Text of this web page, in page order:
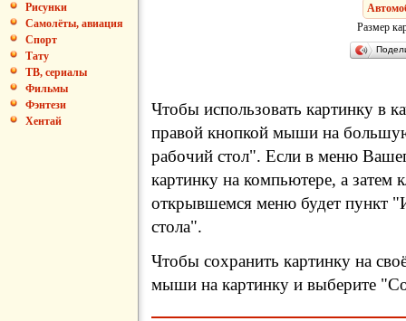
Рисунки
Самолёты, авиация
Спорт
Тату
ТВ, сериалы
Фильмы
Фэнтези
Хентай
Размер
Чтобы использовать картинку в
правой кнопкой мыши на
рабочий стол". Если в меню
картинку на компьютере, а затем
открывшемся меню будет пункт
стола".
Чтобы сохранить картинку на
мыши на картинку и выберите